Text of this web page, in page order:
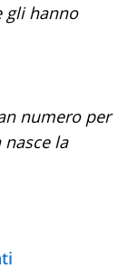
gli hanno
numero per
la